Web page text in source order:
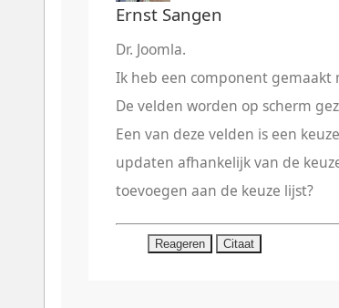
Ernst Sangen
Dr. Joomla.
Ik heb een component gemaakt
De velden worden op scherm
Een van deze velden is een
updaten afhankelijk van de
toevoegen aan de keuze lijst?
Reageren Citaat